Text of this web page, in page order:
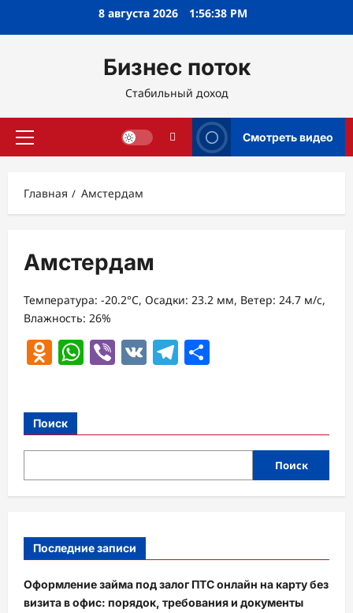
8 августа 2026 1:56:38 PM
Бизнес поток
Стабильный доход
Основное
Смотреть видео
Главная Амстердам
Амстердам
Температура: -20.2°C, Осадки: 23.2 мм, Ветер: 24.7 м/с,
Влажность: 26%
Odnoklassniki
WhatsApp
Viber
VK Telegram
Поиск
Поиск
Последние записи
Оформление займа под залог ПТС онлайн на карту без
визита в офис: порядок, требования и документы